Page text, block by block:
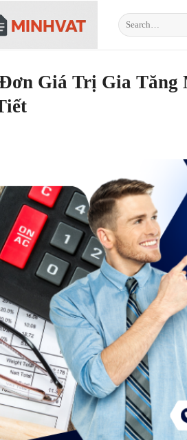
Giá Trị Gia Tăng